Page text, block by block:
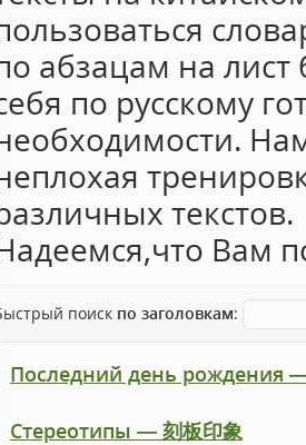
абзацам на лист
по русскому
текстов.
Вам
поиск по заголовкам:
Последний день рождения —
Cтереотипы — 刻板印象